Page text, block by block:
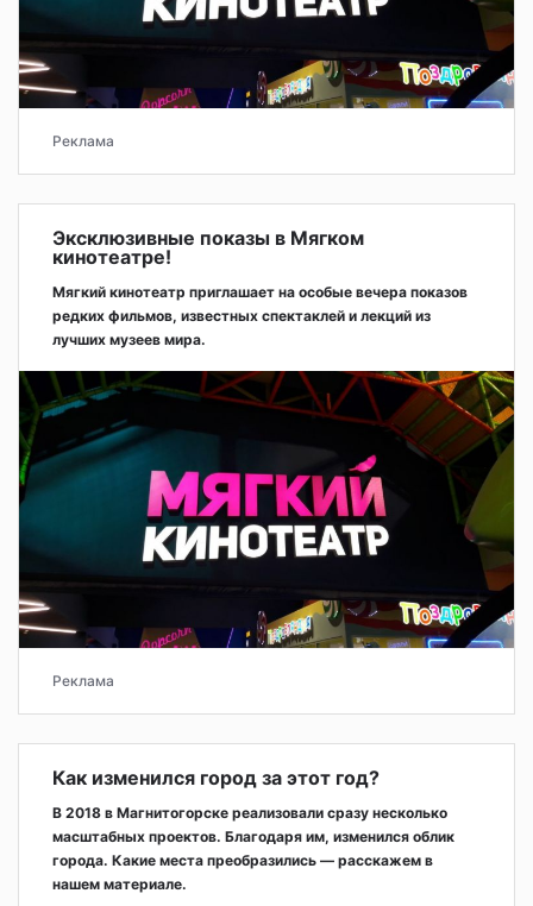
Реклама
Эксклюзивные показы в Мягком
кинотеатре!
Мягкий кинотеатр приглашает на особые вечера показов
редких фильмов, известных спектаклей и лекций из
лучших музеев мира.
Реклама
Как изменился город за этот год?
В 2018 в Магнитогорске реализовали сразу несколько
масштабных проектов. Благодаря им, изменился облик
города. Какие места преобразились — расскажем в
нашем материале.